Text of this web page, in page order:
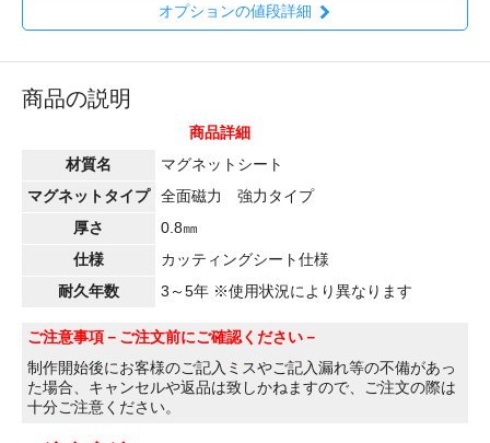
オプションの値段詳細
商品の説明
商品詳細
材質名
マグネットシート
マグネットタイプ
全面磁力 強力タイプ
厚さ
0.8㎜
仕様
カッティングシート仕様
耐久年数
3～5年 ※使用状況により異なります
ご注意事項 －ご注文前にご確認ください－
制作開始後にお客様のご記入ミスやご記入漏れ等の不備があっ
た場合、キャンセルや返品は致しかねますので、ご注文の際は
十分ご注意ください。